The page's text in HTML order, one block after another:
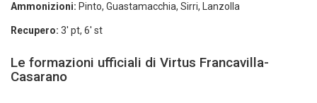
Ammonizioni: Pinto, Guastamacchia, Sirri, Lanzolla
Recupero: 3′ pt, 6′ st
Le formazioni ufficiali di Virtus Francavilla-
Casarano